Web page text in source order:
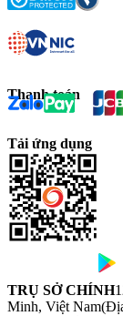
Thanh toán
Tải ứng dụng
TRỤ SỞ CHÍNH
Minh, Việt Nam